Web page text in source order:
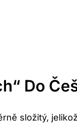
Do
složitý,